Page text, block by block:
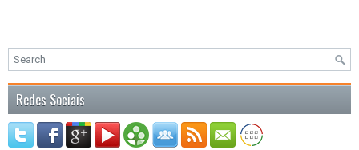
Redes Sociais